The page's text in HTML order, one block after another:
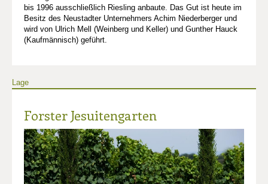
bis 1996 ausschließlich Riesling anbaute. Das Gut ist heute im
Besitz des Neustadter Unternehmers Achim Niederberger und
wird von Ulrich Mell (Weinberg und Keller) und Gunther Hauck
(Kaufmännisch) geführt.
Lage
Forster Jesuitengarten